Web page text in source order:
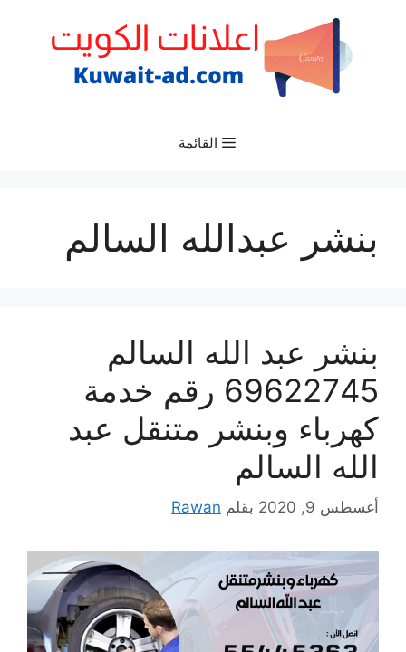
القائمة
بنشر عبدالله السالم
بنشر عبد الله السالم
69622745 رقم خدمة
كهرباء وبنشر متنقل عبد
الله السالم
أغسطس 9, 2020 بقلم Rawan